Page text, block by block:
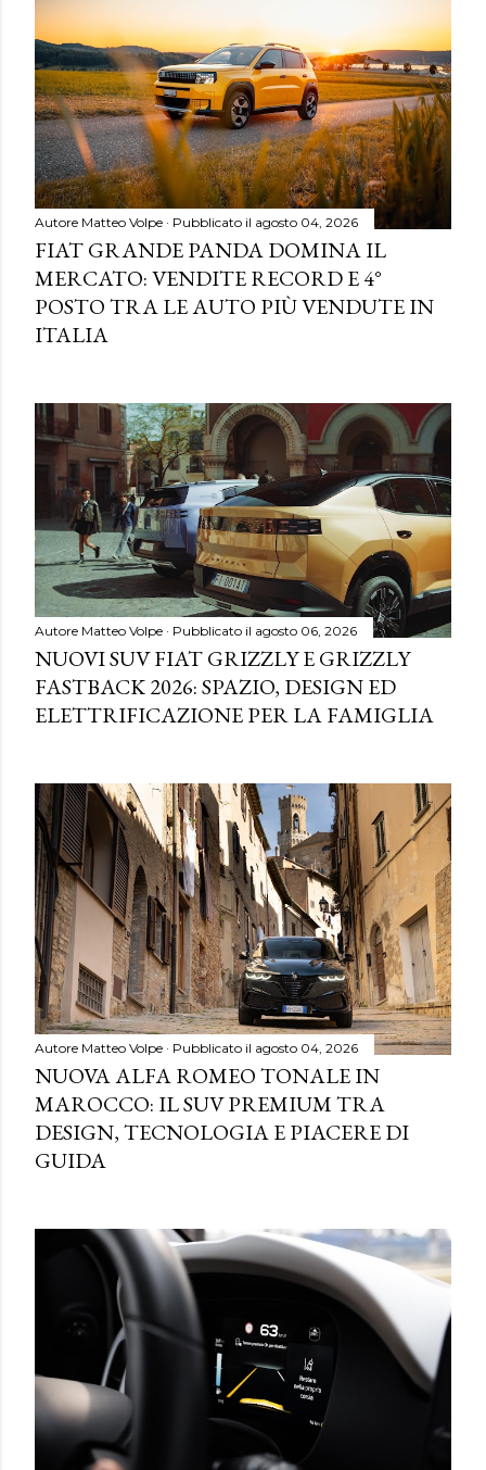
Autore Matteo Volpe Pubblicato il agosto 04, 2026
FIAT GRANDE PANDA DOMINA IL
MERCATO: VENDITE RECORD E 4°
POSTO TRA LE AUTO PIÙ VENDUTE IN
ITALIA
Autore Matteo Volpe Pubblicato il agosto 06, 2026
NUOVI SUV FIAT GRIZZLY E GRIZZLY
FASTBACK 2026: SPAZIO, DESIGN ED
ELETTRIFICAZIONE PER LA FAMIGLIA
Autore Matteo Volpe Pubblicato il agosto 04, 2026
NUOVA ALFA ROMEO TONALE IN
MAROCCO: IL SUV PREMIUM TRA
DESIGN, TECNOLOGIA E PIACERE DI
GUIDA